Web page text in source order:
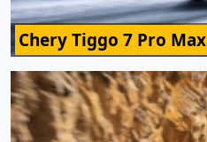
Chery Tiggo 7 Pro Max